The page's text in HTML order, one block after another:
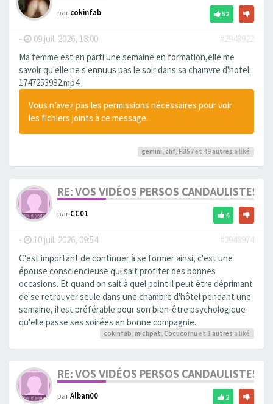
parcokinfab 52
- 09 juil. 2026, 18:00
#2948922
Ma femme est en parti une semaine en formation,elle me
savoir qu'elle ne s'ennuus pas le soir dans sa chamvre d'hotel.
1747253982.mp4
Vous n’avez pas les permissions nécessaires pour voir
les fichiers joints à ce message.
gemini, chf, FB57et 49 autres a liké
RE: VOS VIDÉOS PERSOS CANDAULISTES
parCC01 4
- 10 juil. 2026, 09:54
#2948974
C'est important de continuer à se former ainsi, c'est une
épouse consciencieuse qui sait profiter des bonnes
occasions. Et quand on sait à quel point il peut être déprimant
de se retrouver seule dans une chambre d'hôtel pendant une
semaine, il est préférable pour son bien-être psychologique
qu'elle passe ses soirées en bonne compagnie.
cokinfab michpat Cocucornu et 1 autres a liké
RE: VOS VIDÉOS PERSOS CANDAULISTES
parAlban00 2